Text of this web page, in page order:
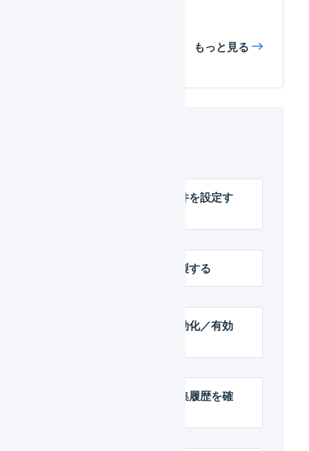
もっと見る
受注伝票のマクロの条件を設定す
受注伝票のマクロを複製する
受注伝票のマクロを無効化／有効
受注伝票のマクロの編集履歴を確